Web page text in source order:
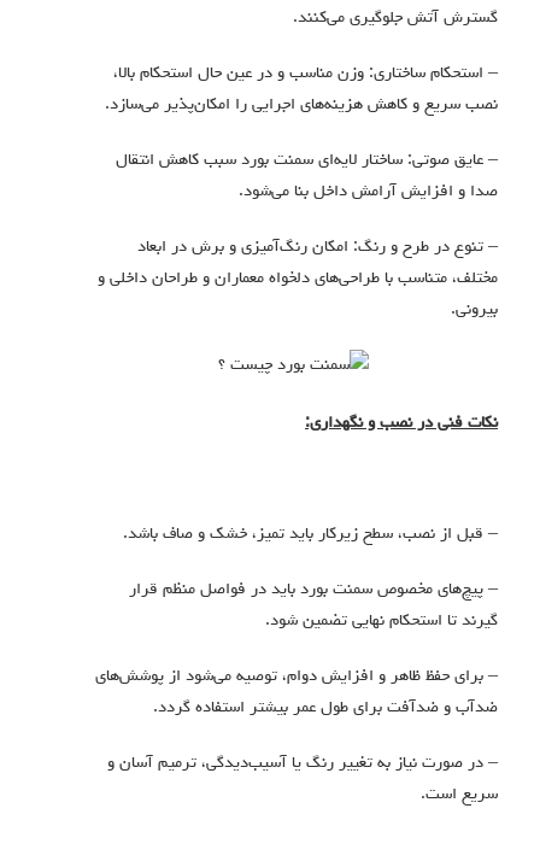
گسترش آتش جلوگیری می‌کنند.
– استحکام ساختاری: وزن مناسب و در عین حال استحکام بالا،
نصب سریع و کاهش هزینه‌های اجرایی را امکان‌پذیر می‌سازد.
– عایق صوتی: ساختار لایه‌ای سمنت بورد سبب کاهش انتقال
صدا و افزایش آرامش داخل بنا می‌شود.
– تنوع در طرح و رنگ: امکان رنگ‌آمیزی و برش در ابعاد
مختلف، متناسب با طراحی‌های دلخواه معماران و طراحان داخلی و
بیرونی.
نکات فنی در نصب و نگهداری:
– قبل از نصب، سطح زیرکار باید تمیز، خشک و صاف باشد.
– پیچ‌های مخصوص سمنت بورد باید در فواصل منظم قرار
گیرند تا استحکام نهایی تضمین شود.
– برای حفظ ظاهر و افزایش دوام، توصیه می‌شود از پوشش‌های
ضدآب و ضدآفت برای طول عمر بیشتر استفاده گردد.
– در صورت نیاز به تغییر رنگ یا آسیب‌دیدگی، ترمیم آسان و
سریع است.